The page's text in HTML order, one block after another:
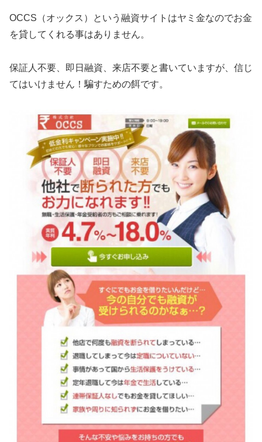
OCCS（オックス）という融資サイトはヤミ金なのでお金
を貸してくれる事はありません。
保証人不要、即日融資、来店不要と書いていますが、信じ
てはいけません！騙すための餌です。